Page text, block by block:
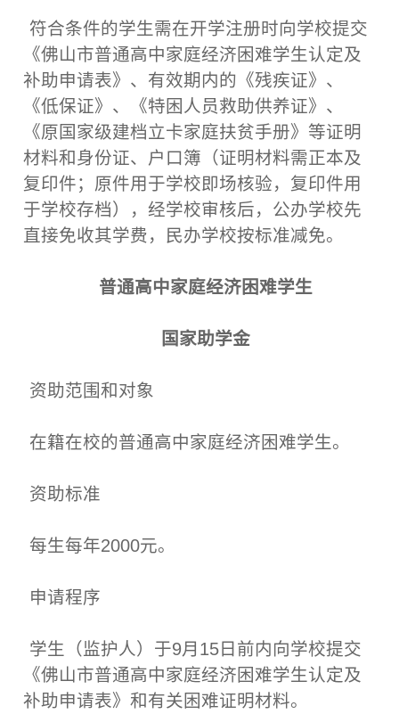
符合条件的学生需在开学注册时向学校提交
《佛山市普通高中家庭经济困难学生认定及
补助申请表》、有效期内的《残疾证》、
《低保证》、《特困人员救助供养证》、
《原国家级建档立卡家庭扶贫手册》等证明
材料和身份证、户口簿（证明材料需正本及
复印件；原件用于学校即场核验，复印件用
于学校存档），经学校审核后，公办学校先
直接免收其学费，民办学校按标准减免。
普通高中家庭经济困难学生
国家助学金
资助范围和对象
在籍在校的普通高中家庭经济困难学生。
资助标准
每生每年2000元。
申请程序
学生（监护人）于9月15日前内向学校提交
《佛山市普通高中家庭经济困难学生认定及
补助申请表》和有关困难证明材料。